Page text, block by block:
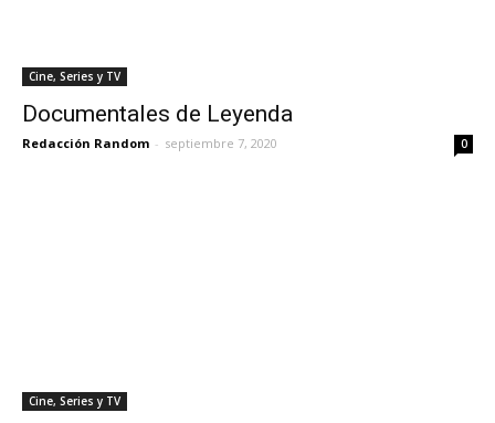
Cine, Series y TV
Documentales de Leyenda
Redacción Random - septiembre 7, 2020 0
Cine, Series y TV